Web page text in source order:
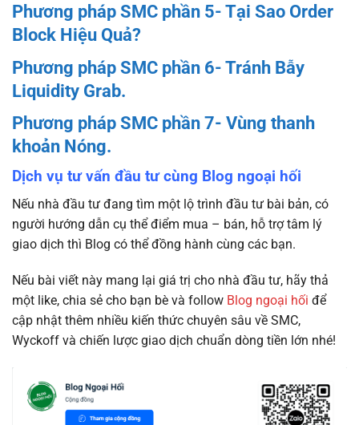
Phương pháp SMC phần 5- Tại Sao Order
Block Hiệu Quả?
Phương pháp SMC phần 6- Tránh Bẫy
Liquidity Grab.
Phương pháp SMC phần 7- Vùng thanh
khoản Nóng.
Dịch vụ tư vấn đầu tư cùng Blog ngoại hối
Nếu nhà đầu tư đang tìm một lộ trình đầu tư bài bản, có
người hướng dẫn cụ thể điểm mua – bán, hỗ trợ tâm lý
giao dịch thì Blog có thể đồng hành cùng các bạn.
Nếu bài viết này mang lại giá trị cho nhà đầu tư, hãy thả
một like, chia sẻ cho bạn bè và follow Blog ngoại hối để
cập nhật thêm nhiều kiến thức chuyên sâu về SMC,
Wyckoff và chiến lược giao dịch chuẩn dòng tiền lớn nhé!